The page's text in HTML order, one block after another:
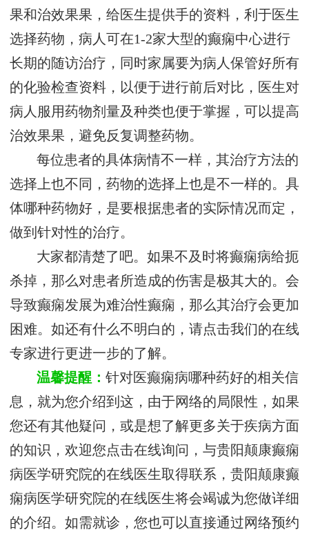
果和治效果果，给医生提供手的资料，利于医生
选择药物，病人可在1-2家大型的癫痫中心进行
长期的随访治疗，同时家属要为病人保管好所有
的化验检查资料，以便于进行前后对比，医生对
病人服用药物剂量及种类也便于掌握，可以提高
治效果果，避免反复调整药物。
每位患者的具体病情不一样，其治疗方法的
选择上也不同，药物的选择上也是不一样的。具
体哪种药物好，是要根据患者的实际情况而定，
做到针对性的治疗。
大家都清楚了吧。如果不及时将癫痫病给扼
杀掉，那么对患者所造成的伤害是极其大的。会
导致癫痫发展为难治性癫痫，那么其治疗会更加
困难。如还有什么不明白的，请点击我们的在线
专家进行更进一步的了解。
温馨提醒：针对医癫痫病哪种药好的相关信
息，就为您介绍到这，由于网络的局限性，如果
您还有其他疑问，或是想了解更多关于疾病方面
的知识，欢迎您点击在线询问，与贵阳颠康癫痫
病医学研究院的在线医生取得联系，贵阳颠康癫
痫病医学研究院的在线医生将会竭诚为您做详细
的介绍。如需就诊，您也可以直接通过网络预约